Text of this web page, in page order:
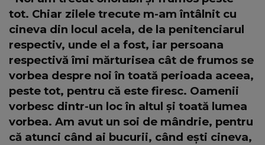
tot. Chiar zilele trecute m-am întâlnit cu
cineva din locul acela, de la penitenciarul
respectiv, unde el a fost, iar persoana
respectivă îmi mărturisea cât de frumos se
vorbea despre noi în toată perioada aceea,
peste tot, pentru că este firesc. Oamenii
vorbesc dintr-un loc în altul și toată lumea
vorbea. Am avut un soi de mândrie, pentru
că atunci când ai bucurii, când ești cineva,